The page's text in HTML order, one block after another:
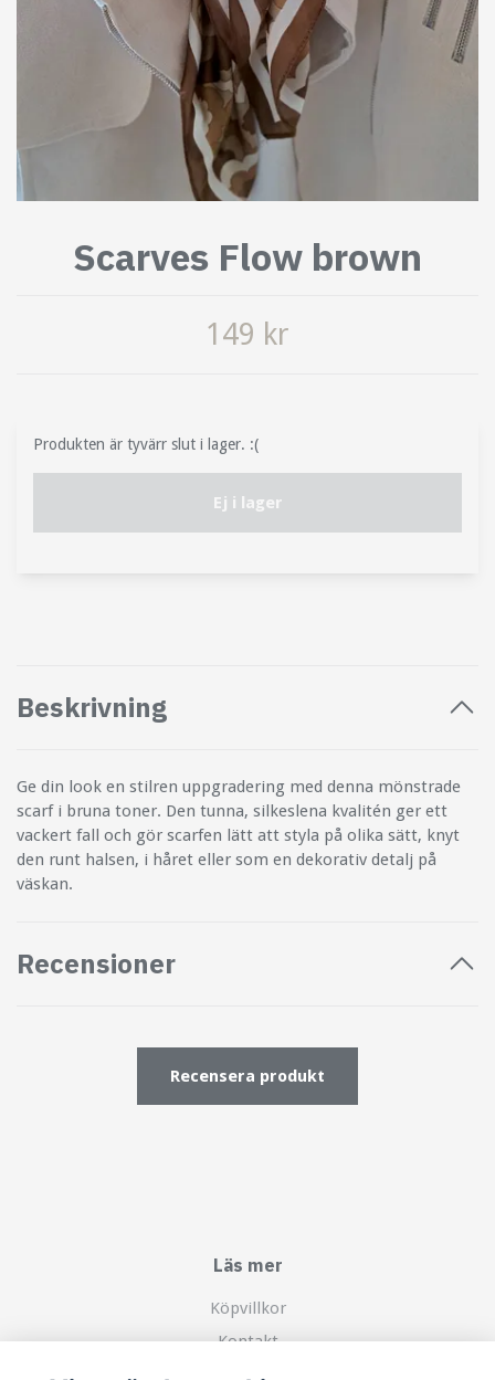
Scarves Flow brown
149 kr
Produkten är tyvärr slut i lager. :(
Ej i lager
Beskrivning
Ge din look en stilren uppgradering med denna mönstrade
scarf i bruna toner. Den tunna, silkeslena kvalitén ger ett
vackert fall och gör scarfen lätt att styla på olika sätt, knyt
den runt halsen, i håret eller som en dekorativ detalj på
väskan.
Recensioner
Recensera produkt
Läs mer
Köpvillkor
Kontakt